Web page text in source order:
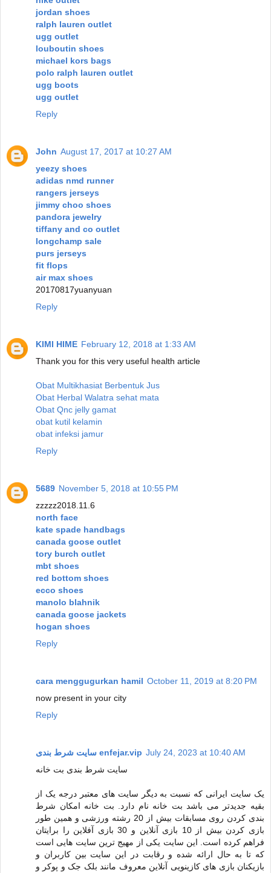
jordan shoes
ralph lauren outlet
ugg outlet
louboutin shoes
michael kors bags
polo ralph lauren outlet
ugg boots
ugg outlet
Reply
John August 17, 2017 at 10:27 AM
yeezy shoes
adidas nmd runner
rangers jerseys
jimmy choo shoes
pandora jewelry
tiffany and co outlet
longchamp sale
purs jerseys
fit flops
air max shoes
20170817yuanyuan
Reply
KIMI HIME February 12, 2018 at 1:33 AM
Thank you for this very useful health article
Obat Multikhasiat Berbentuk Jus
Obat Herbal Walatra sehat mata
Obat Qnc jelly gamat
obat kutil kelamin
obat infeksi jamur
Reply
5689 November 5, 2018 at 10:55 PM
zzzzz2018.11.6
north face
kate spade handbags
canada goose outlet
tory burch outlet
mbt shoes
red bottom shoes
ecco shoes
manolo blahnik
canada goose jackets
hogan shoes
Reply
cara menggugurkan hamil October 11, 2019 at 8:20 PM
now present in your city
Reply
سایت شرط بندی enfejar.vip July 24, 2023 at 10:40 AM
سایت شرط بندی بت خانه
یک سایت ایرانی که نسبت به دیگر سایت های معتبر درجه یک از
بقیه جدیدتر می باشد بت خانه نام دارد. بت خانه امکان شرط
بندی کردن روی مسابقات بیش از 20 رشته ورزشی و همین طور
بازی کردن بیش از 10 بازی آنلاین و 30 بازی آفلاین را برایتان
فراهم کرده است. این سایت یکی از مهیج ترین سایت هایی است
که تا به حال ارائه شده و رقابت در این سایت بین کاربران و
بازیکنان بازی های کازینویی آنلاین معروف مانند بلک جک و پوکر و